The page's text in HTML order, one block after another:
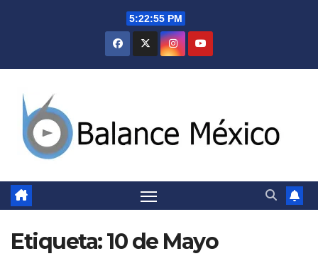
5:22:56 PM
Etiqueta:10 de Mayo